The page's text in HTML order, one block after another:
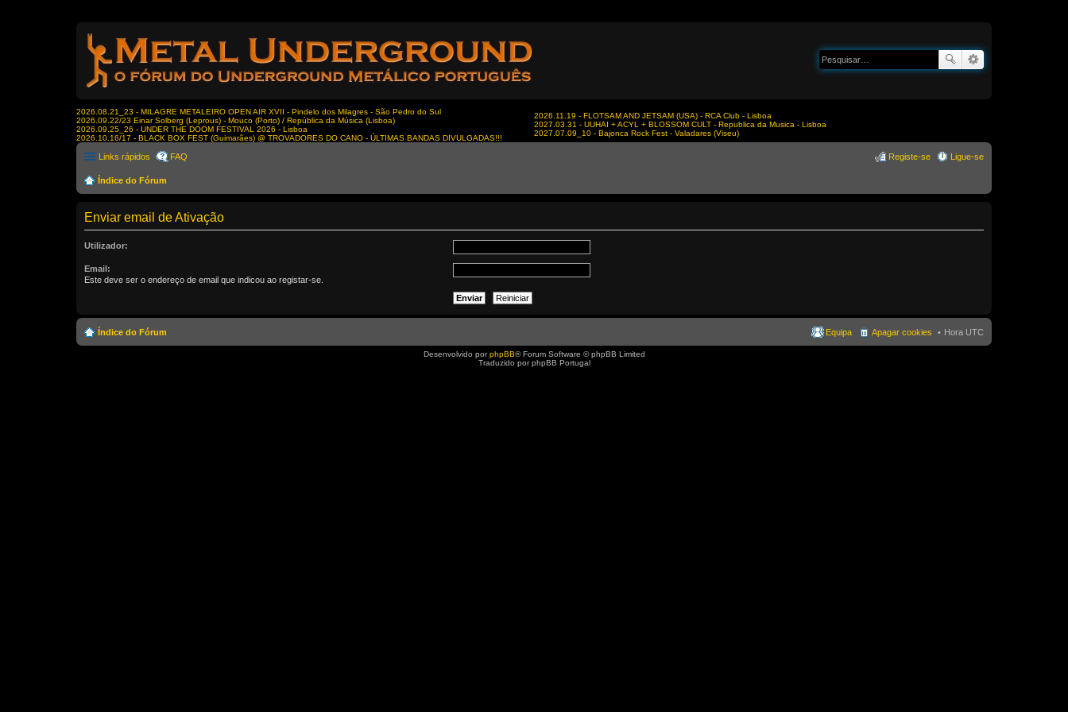
2026.08.21_23 - MILAGRE METALEIRO OPEN AIR XVII - Pindelo dos Milagres - São Pedro do Sul
2026.09.22/23 Einar Solberg (Leprous) - Mouco (Porto) / República da Música (Lisboa)
2026.09.25_26 - UNDER THE DOOM FESTIVAL 2026 - Lisboa
2026.10.16/17 - BLACK BOX FEST (Guimarães) @ TROVADORES DO CANO - ÚLTIMAS BANDAS DIVULGADAS!!!
2026.11.19 - FLOTSAM AND JETSAM (USA) - RCA Club - Lisboa
2027.03.31 - UUHAI + ACYL + BLOSSOM CULT - Republica da Musica - Lisboa
2027.07.09_10 - Bajonca Rock Fest - Valadares (Viseu)
Links rápidos FAQ Ligue-se
Registe-se
Índice do Fórum
Enviar email de Ativação
Utilizador:
Email:
Este deve ser o endereço de email que indicou ao registar-se.
Índice do Fórum Hora UTC
Apagar cookies
Equipa
Desenvolvido porphpBB® Forum Software © phpBB Limited
Traduzido por phpBB Portugal